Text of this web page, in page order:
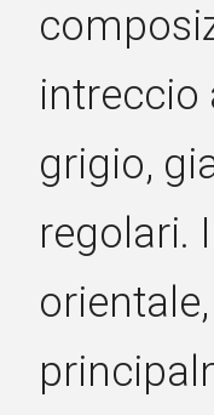
intreccio
grigio,
regolari.